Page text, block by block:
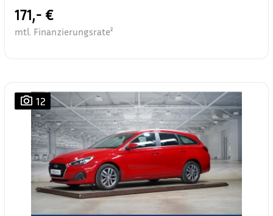
171,- €
mtl. Finanzierungsrate²
12